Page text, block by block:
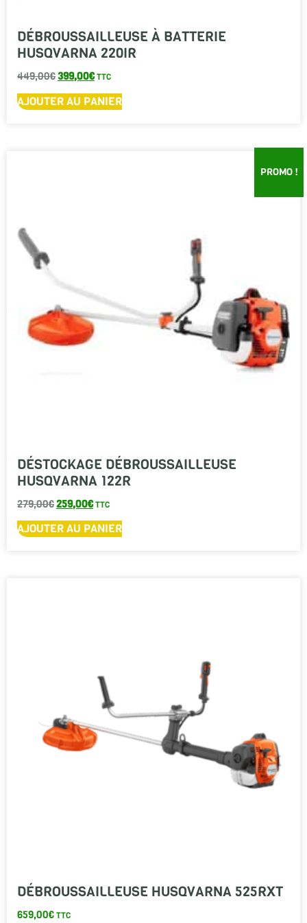
DÉBROUSSAILLEUSE À BATTERIE
HUSQVARNA 220IR
449,00€ 399,00€TTC
AJOUTER AU PANIER
PROMO !
DÉSTOCKAGE DÉBROUSSAILLEUSE
HUSQVARNA 122R
279,00€259,00€TTC
AJOUTER AU PANIER
DÉBROUSSAILLEUSE HUSQVARNA 525RXT
659,00€TTC